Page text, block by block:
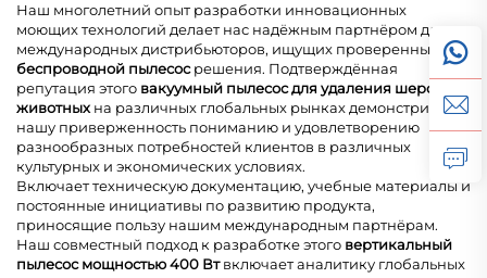
Наш многолетний опыт разработки инновационных
моющих технологий делает нас надёжным партнёром для
международных дистрибьюторов, ищущих проверенные
беспроводной пылесосрешения. Подтверждённая
репутация этого вакуумный пылесос для удаления шерсти
животныхна различных глобальных рынках демонстрирует
нашу приверженность пониманию и удовлетворению
разнообразных потребностей клиентов в различных
культурных и экономических условиях.
Включает техническую документацию, учебные материалы и
постоянные инициативы по развитию продукта,
приносящие пользу нашим международным партнёрам.
Наш совместный подход к разработке этого вертикальный
пылесос мощностью 400 Втвключает аналитику глобальных